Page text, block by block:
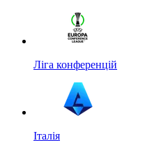
Ліга конференцій
Італія